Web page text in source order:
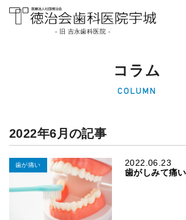
医療法人社団徳治
宇城 [旧 吉永歯科
市
- 旧 吉永歯科医院 -
コラム
COLUMN
2022年6月の記事
2022.06.23
歯が痛い
歯がしみて痛